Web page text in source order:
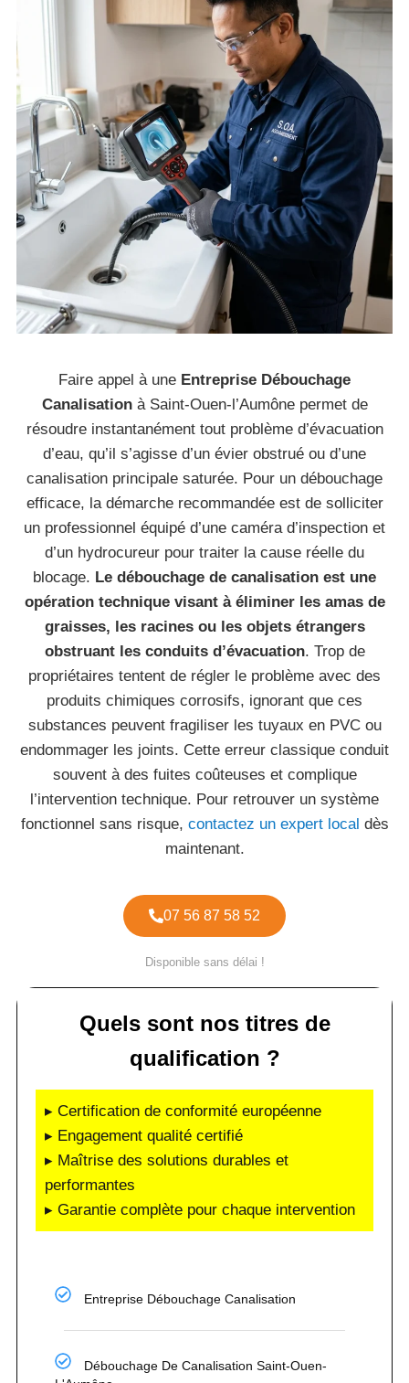
Faire appel à une Entreprise Débouchage
Canalisationà Saint-Ouen-l’Aumône permet de
résoudre instantanément tout problème d’évacuation
d’eau, qu’il s’agisse d’un évier obstrué ou d’une
canalisation principale saturée. Pour un débouchage
efficace, la démarche recommandée est de solliciter
un professionnel équipé d’une caméra d’inspection et
d’un hydrocureur pour traiter la cause réelle du
blocage. Le débouchage de canalisation est une
opération technique visant à éliminer les amas de
graisses, les racines ou les objets étrangers
obstruant les conduits d’évacuation. Trop de
propriétaires tentent de régler le problème avec des
produits chimiques corrosifs, ignorant que ces
substances peuvent fragiliser les tuyaux en PVC ou
endommager les joints. Cette erreur classique conduit
souvent à des fuites coûteuses et complique
l’intervention technique. Pour retrouver un système
fonctionnel sans risque, contactez un expert local dès
maintenant.
07 56 87 58 52
Disponible sans délai !
Quels sont nos titres de
qualification ?
▸ Certification de conformité européenne
▸ Engagement qualité certifié
▸ Maîtrise des solutions durables et
performantes
▸ Garantie complète pour chaque intervention
Entreprise Débouchage Canalisation
Débouchage De Canalisation Saint-Ouen-